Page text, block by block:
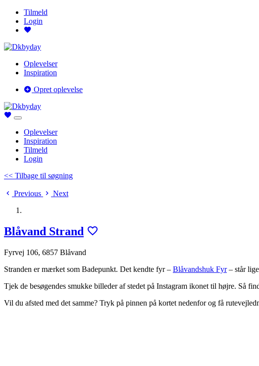
Tilmeld
Login
Oplevelser
Inspiration
Opret oplevelse
Oplevelser
Inspiration
Tilmeld
Login
<< Tilbage til søgning
Previous Next
Blåvand Strand
Fyrvej 106, 6857 Blåvand
Stranden er mærket som Badepunkt. Det kendte fyr – Blåvandshuk Fyr– står
Tjek de besøgendes smukke billeder af stedet på Instagram ikonet til højre. Så
Vil du afsted med det samme? Tryk på pinnen på kortet nedenfor og få